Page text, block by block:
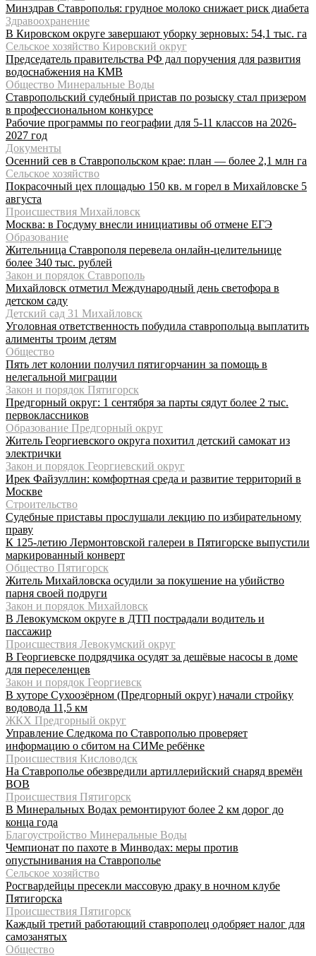
Минздрав Ставрополья: грудное молоко снижает риск диабета
Здравоохранение
В Кировском округе завершают уборку зерновых: 54,1 тыс. га
Сельское хозяйство Кировский округ
Председатель правительства РФ дал поручения для развития
водоснабжения на КМВ
Общество Минеральные Воды
Ставропольский судебный пристав по розыску стал призером
в профессиональном конкурсе
Рабочие программы по географии для 5-11 классов на 2026-
2027 год
Документы
Осенний сев в Ставропольском крае: план — более 2,1 млн га
Сельское хозяйство
Покрасочный цех площадью 150 кв. м горел в Михайловске 5
августа
Происшествия Михайловск
Москва: в Госдуму внесли инициативы об отмене ЕГЭ
Образование
Жительница Ставрополя перевела онлайн-целительнице
более 340 тыс. рублей
Закон и порядок Ставрополь
Михайловск отметил Международный день светофора в
детском саду
Детский сад 31 Михайловск
Уголовная ответственность побудила ставропольца выплатить
алименты троим детям
Общество
Пять лет колонии получил пятигорчанин за помощь в
нелегальной миграции
Закон и порядок Пятигорск
Предгорный округ: 1 сентября за парты сядут более 2 тыс.
первоклассников
Образование Предгорный округ
Житель Георгиевского округа похитил детский самокат из
электрички
Закон и порядок Георгиевский округ
Ирек Файзуллин: комфортная среда и развитие территорий в
Москве
Строительство
Судебные приставы прослушали лекцию по избирательному
праву
К 125-летию Лермонтовской галереи в Пятигорске выпустили
маркированный конверт
Общество Пятигорск
Житель Михайловска осудили за покушение на убийство
парня своей подруги
Закон и порядок Михайловск
В Левокумском округе в ДТП пострадали водитель и
пассажир
Происшествия Левокумский округ
В Георгиевске подрядчика осудят за дешёвые насосы в доме
для переселенцев
Закон и порядок Георгиевск
В хуторе Сухоозёрном (Предгорный округ) начали стройку
водовода 11,5 км
ЖКХ Предгорный округ
Управление Следкома по Ставрополью проверяет
информацию о сбитом на СИМе ребёнке
Происшествия Кисловодск
На Ставрополье обезвредили артиллерийский снаряд времён
ВОВ
Происшествия Пятигорск
В Минеральных Водах ремонтируют более 2 км дорог до
конца года
Благоустройство Минеральные Воды
Чемпионат по пахоте в Минводах: меры против
опустынивания на Ставрополье
Сельское хозяйство
Росгвардейцы пресекли массовую драку в ночном клубе
Пятигорска
Происшествия Пятигорск
Каждый третий работающий ставрополец одобряет налог для
самозанятых
Общество